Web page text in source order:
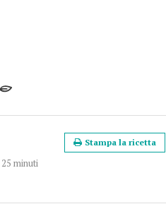
Stampa la ricetta
25 minuti